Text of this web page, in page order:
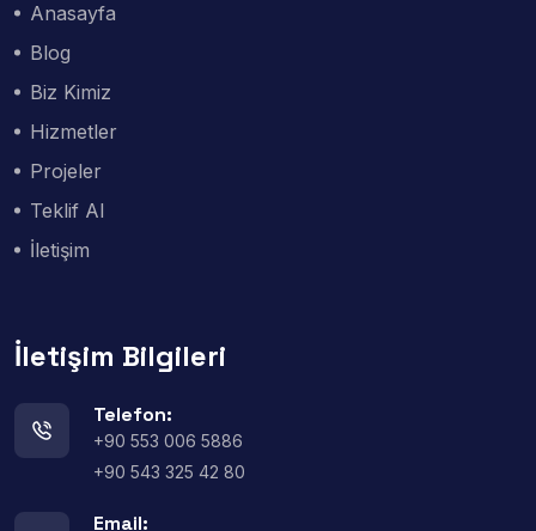
Anasayfa
Blog
Biz Kimiz
Hizmetler
Projeler
Teklif Al
İletişim
İletişim Bilgileri
Telefon:
+90 553 006 5886
+90 543 325 42 80
Email: